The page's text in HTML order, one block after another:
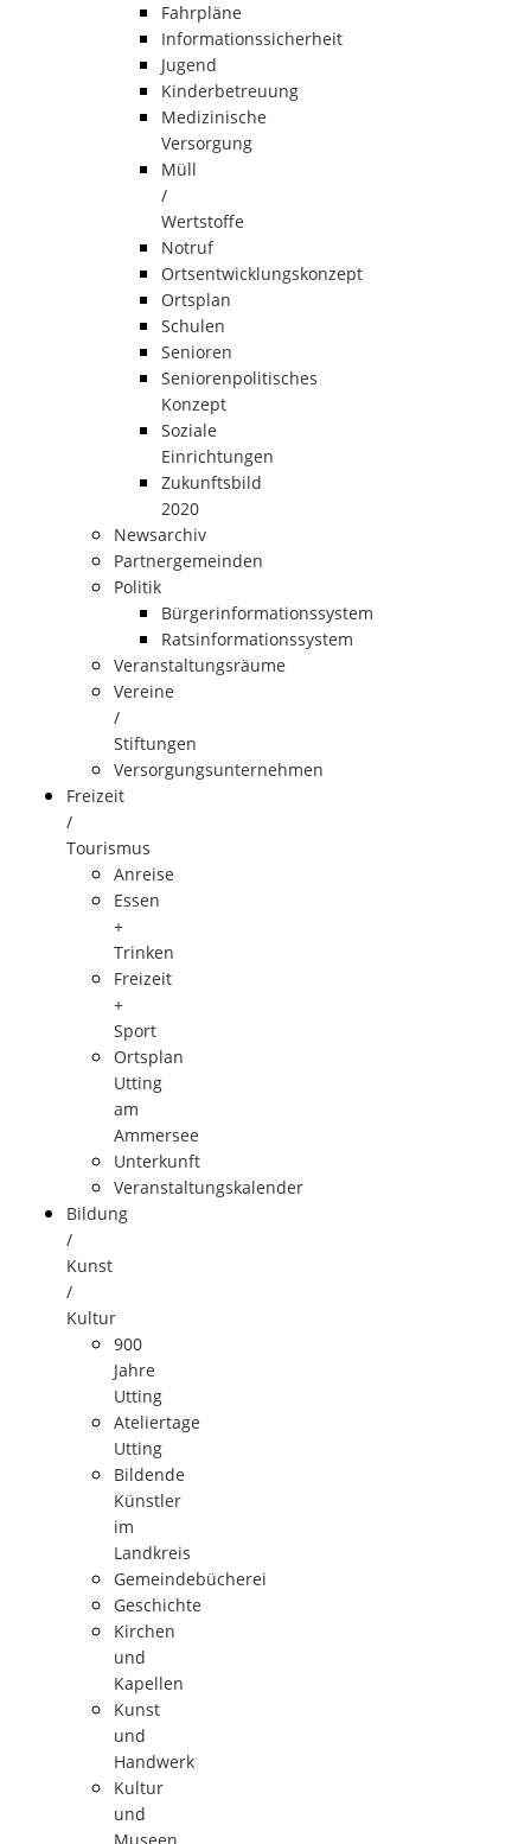
Fahrpläne
Informationssicherheit
Jugend
Kinderbetreuung
Medizinische
Versorgung
Müll
/
Wertstoffe
Notruf
Ortsentwicklungskonzept
Ortsplan
Schulen
Senioren
Seniorenpolitisches
Konzept
Soziale
Einrichtungen
Zukunftsbild
2020
Newsarchiv
Partnergemeinden
Politik
Bürgerinformationssystem
Ratsinformationssystem
Veranstaltungsräume
Vereine
/
Stiftungen
Versorgungsunternehmen
Freizeit
/
Tourismus
Anreise
Essen
+
Trinken
Freizeit
+
Sport
Ortsplan
Utting
am
Ammersee
Unterkunft
Veranstaltungskalender
Bildung
/
Kunst
/
Kultur
900
Jahre
Utting
Ateliertage
Utting
Bildende
Künstler
im
Landkreis
Gemeindebücherei
Geschichte
Kirchen
und
Kapellen
Kunst
und
Handwerk
Kultur
und
Museen